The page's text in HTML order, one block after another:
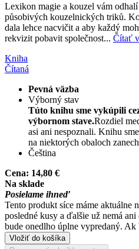
Lexikon magie a kouzel vám
působivých kouzelnických triků.
dala lehce nacvičit a aby každý
rekvizit pobavit společnost... Čítať
Kniha
Čítaná
Pevná väzba
Výborný stav
Túto knihu sme vykúpili
výbornom stave.Rozdiel
asi ani nespoznali. Knihu
na niektorých obaloch
Čeština
Cena: 14,80 €
Na sklade
Posielame ihneď
Tento produkt síce máme aktuálne
posledné kusy a ďalšie už nemá
bude onedlho úplne vypredaný.
Vložiť do košíka